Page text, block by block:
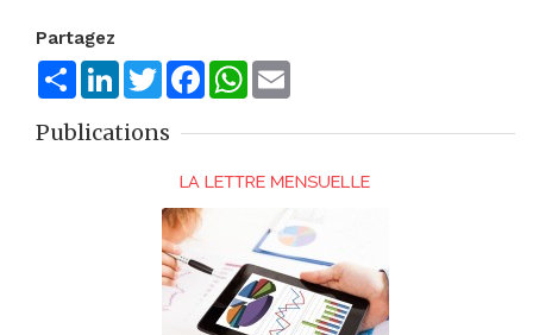
Partagez
ShareLinkedInTwitterFacebookWhatsApp
Publications